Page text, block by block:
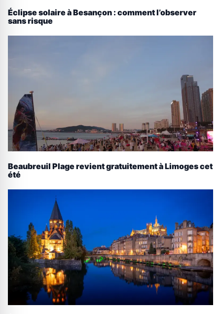
Éclipse solaire à Besançon : comment l’observer
sans risque
Beaubreuil Plage revient gratuitement à Limoges cet
été